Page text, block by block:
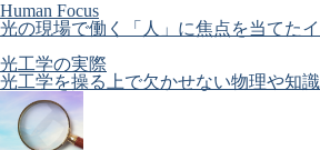
Human Focus
光の現場で働く「人」に焦点を当てた
光工学の実際
光工学を操る上で欠かせない物理や知